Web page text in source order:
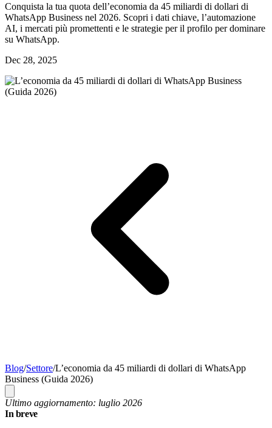
Conquista la tua quota dell’economia da 45 miliardi di dollari di
WhatsApp Business nel 2026. Scopri i dati chiave, l’automazione
AI, i mercati più promettenti e le strategie per il profilo per dominare
su WhatsApp.
Dec 28, 2025
Blog/Settore/L’economia da 45 miliardi di dollari di WhatsApp
Business (Guida 2026)
Ultimo aggiornamento: luglio 2026
In breve